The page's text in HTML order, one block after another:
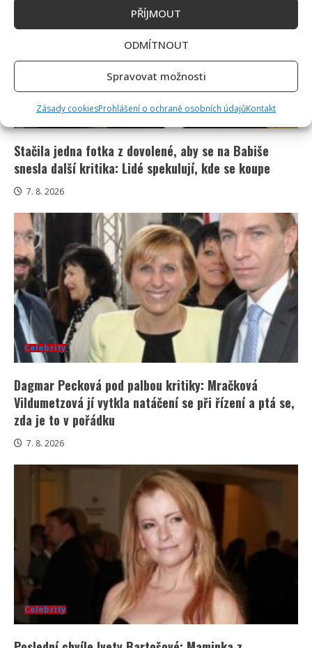
PŘÍJMOUT
ODMÍTNOUT
Spravovat možnosti
Zásady cookiesProhlášení o ochraně osobních údajůKontakt
Celebrity
Stačila jedna fotka z dovolené, aby se na Babiše
snesla další kritika: Lidé spekulují, kde se koupe
7. 8. 2026
Celebrity
Dagmar Pecková pod palbou kritiky: Mračková
Vildumetzová jí vytkla natáčení se při řízení a ptá se,
zda je to v pořádku
7. 8. 2026
Celebrity